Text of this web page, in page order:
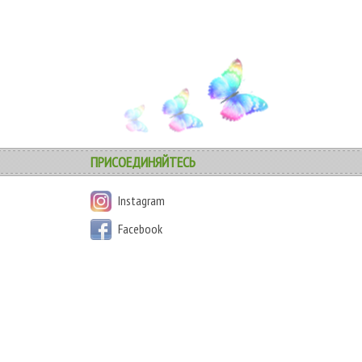
ПРИСОЕДИНЯЙТЕСЬ
Instagram
Facebook